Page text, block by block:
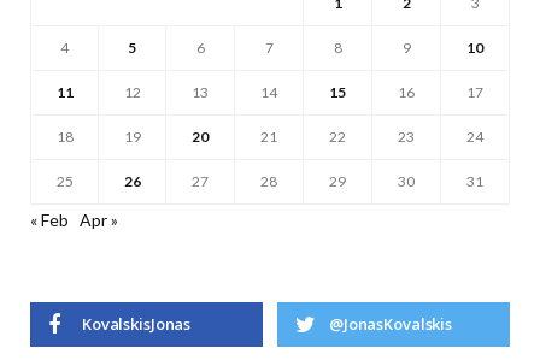
4 5 6 7 8 9 10
11 12 13 14 15 16 17
18 19 20 21 22 23 24
25 26 27 28 29 30 31
« Feb Apr »
KovalskisJonas @JonasKovalskis